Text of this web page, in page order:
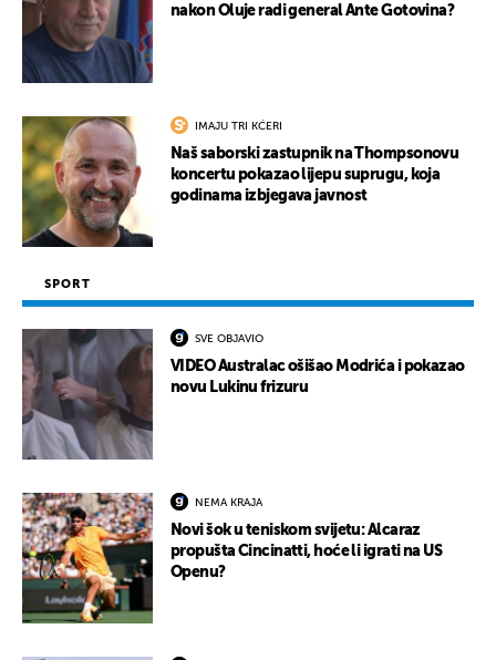
nakon Oluje radi general Ante Gotovina?
IMAJU TRI KĆERI
Naš saborski zastupnik na Thompsonovu
koncertu pokazao lijepu suprugu, koja
godinama izbjegava javnost
SPORT
SVE OBJAVIO
VIDEO Australac ošišao Modrića i pokazao
novu Lukinu frizuru
NEMA KRAJA
Novi šok u teniskom svijetu: Alcaraz
propušta Cincinatti, hoće li igrati na US
Openu?